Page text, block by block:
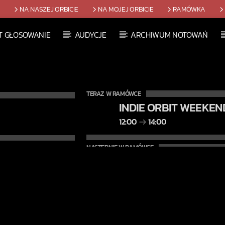
NA NASZEJ ORBICIE NA MOJEJ ORBICIE RAMÓWKA
GŁOSOWANIE AUDYCJE ARCHIWUM NOTOWAŃ
TERAZ W RAMÓWCE
INDIE ORBIT
12:00 14:00
NASTĘPNIE W RAMÓWCE